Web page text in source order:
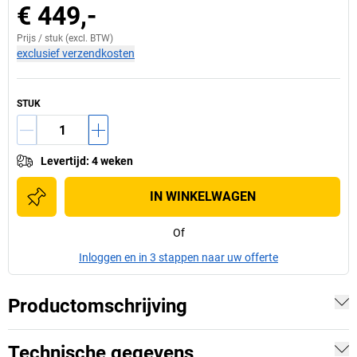
€ 449,-
Prijs / stuk (excl. BTW)
exclusief verzendkosten
STUK
Levertijd: 4 weken
IN WINKELWAGEN
Of
Inloggen en in 3 stappen naar uw offerte
Productomschrijving